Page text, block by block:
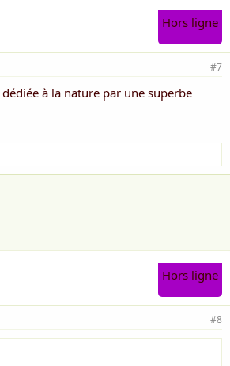
Hors ligne
#7
à la nature par une superbe
Hors ligne
#8